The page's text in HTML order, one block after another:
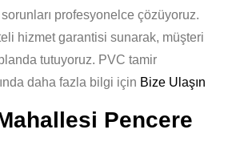
profesyonelce çözüyoruz.
hizmet garantisi sunarak, müşteri
tutuyoruz. PVC tamir
daha fazla bilgi için Bize Ulaşın
Pencere